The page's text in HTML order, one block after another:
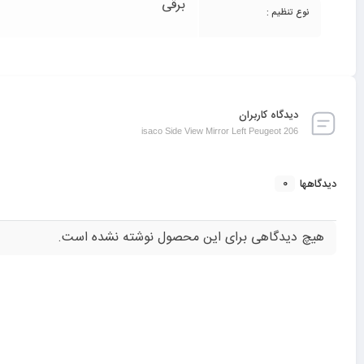
نوع تنظیم : برقی
دیدگاه کاربران
isaco Side View Mirror Left Peugeot 206
دیدگاهها 0
هیچ دیدگاهی برای این محصول نوشته نشده است.